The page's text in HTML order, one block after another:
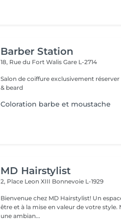
Barber Station
18, Rue du Fort WalisGare L-2714
Salon de coiffure exclusivement
& beard
Coloration barbe et moustache
MD Hairstylist
2, Place Leon XIII Bonnevoie L-1929
Bienvenue chez MD Hairstylist! Un
être et à la mise en valeur de votre style. Nous vous accueillons dans
une ambian...